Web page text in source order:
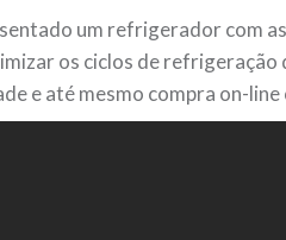
um refrigerador com
os ciclos de refrigeração
e até mesmo compra on-